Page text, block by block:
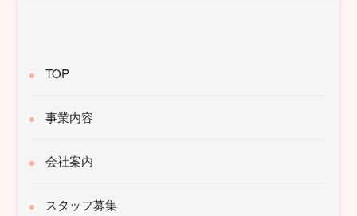
TOP
事業内容
会社案内
スタッフ募集